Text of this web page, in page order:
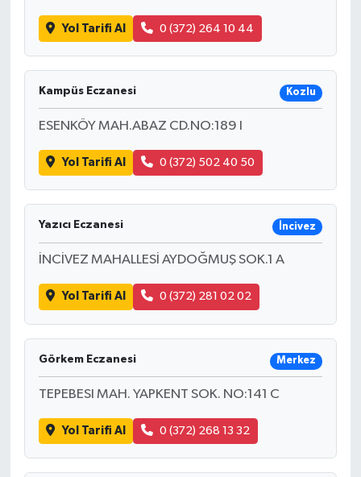
Yol Tarifi Al 0 (372) 264 10 44
Kampüs Eczanesi Kozlu
ESENKÖY MAH.ABAZ CD.NO:189 I
Yol Tarifi Al 0 (372) 502 40 50
Yazıcı Eczanesi İncivez
İNCİVEZ MAHALLESİ AYDOĞMUŞ SOK.1 A
Yol Tarifi Al 0 (372) 281 02 02
Görkem Eczanesi Merkez
TEPEBESI MAH. YAPKENT SOK. NO:141 C
Yol Tarifi Al 0 (372) 268 13 32